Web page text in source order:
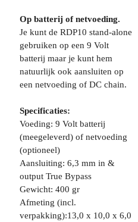
Op batterij of netvoeding.
Je kunt de RDP10 stand-alone
gebruiken op een 9 Volt
batterij maar je kunt hem
natuurlijk ook aansluiten op
een netvoeding of DC chain.
Specificaties:
Voeding: 9 Volt batterij
(meegeleverd) of netvoeding
(optioneel)
Aansluiting: 6,3 mm in &
output True Bypass
Gewicht: 400 gr
Afmeting (incl.
verpakking):13,0 x 10,0 x 6,0